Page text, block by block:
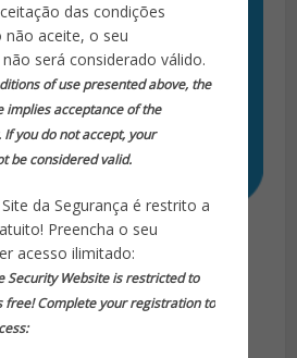
das condições
não aceite, o seu
será considerado válido.
of use presented above, the
implies acceptance of the
you do not accept, your
be considered valid.
da Segurança é restrito a
Preencha o seu
acesso ilimitado:
Security Website is restricted to
free! Complete your registration to
500 Alertas
R$400,00
ao carrinho